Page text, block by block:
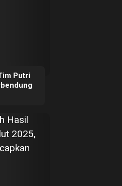
Putri